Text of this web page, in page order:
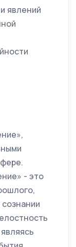
явлений
- это